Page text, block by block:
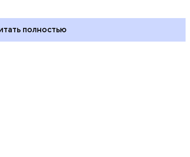
и мире 5
и мире 9 августа
полностью